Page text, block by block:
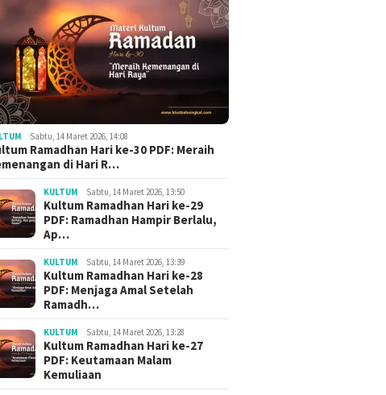
Sabtu, 14 Maret 2026, 14:08
Ramadhan Hari ke-30 PDF: Meraih
di Hari R…
KULTUM Sabtu, 14 Maret 2026, 13:50
Kultum Ramadhan Hari ke-29
PDF: Ramadhan Hampir Berlalu,
Ap…
KULTUM Sabtu, 14 Maret 2026, 13:39
Kultum Ramadhan Hari ke-28
PDF: Menjaga Amal Setelah
Ramadh…
KULTUM Sabtu, 14 Maret 2026, 13:28
Kultum Ramadhan Hari ke-27
PDF: Keutamaan Malam
Kemuliaan